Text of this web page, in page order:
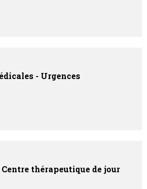
- Urgences
thérapeutique de jour